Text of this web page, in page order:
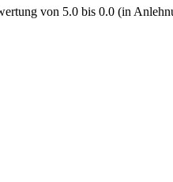
von 5.0 bis 0.0 (in